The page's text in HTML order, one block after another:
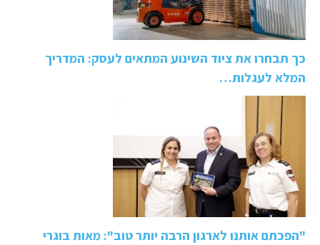
כך תבחרו את ציוד השינוע המתאים לעסק: המדריך
המלא לעגלות…
"הפכתם אותנו לארגון הרבה יותר טוב": מאות בוגרי